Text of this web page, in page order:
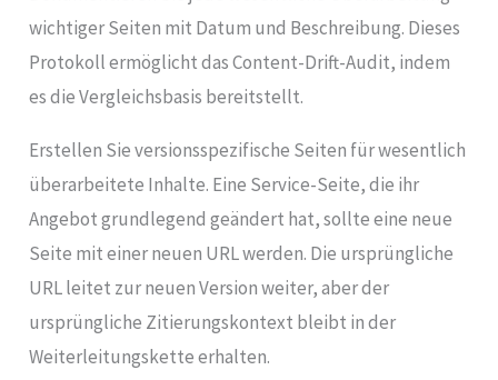
wichtiger Seiten mit Datum und Beschreibung. Dieses
Protokoll ermöglicht das Content-Drift-Audit, indem
es die Vergleichsbasis bereitstellt.
Erstellen Sie versionsspezifische Seiten für wesentlich
überarbeitete Inhalte. Eine Service-Seite, die ihr
Angebot grundlegend geändert hat, sollte eine neue
Seite mit einer neuen URL werden. Die ursprüngliche
URL leitet zur neuen Version weiter, aber der
ursprüngliche Zitierungskontext bleibt in der
Weiterleitungskette erhalten.